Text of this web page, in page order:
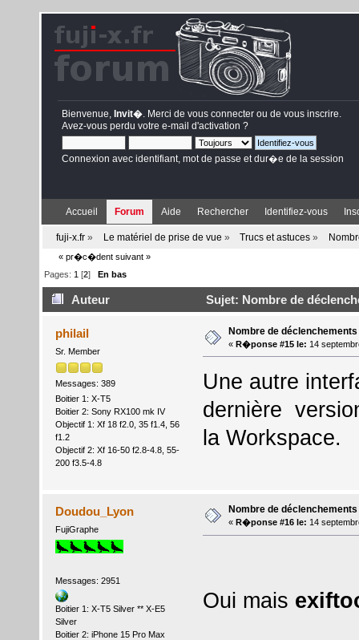
Bienvenue, Invit� . Merci de vous connecter ou de vous inscrire
Avez-vous perdu votre e-mail d'activation ?
Connexion avec identifiant, mot de passe et dur�e de la session
Accueil Forum Aide Rechercher Identifiez-vous
fuji-x.fr » Le matériel de prise de vue » Trucs et astuces »
« pr�c�dent suivant »
Pages: 1 [2] En bas
Auteur Sujet: Nombre de
philail
Sr. Member
Messages: 389
Boitier 1: X-T5
Boitier 2: Sony RX100 mk IV
Objectif 1: Xf 18 f2.0, 35 f1.4, 56
f1.2
Objectif 2: Xf 16-50 f2.8-4.8, 55-
200 f3.5-4.8
Nombre de déclenchements
« R�ponse #15 le: 14
Une autre
dernière
la Workspace.
Doudou_Lyon
FujiGraphe
Messages: 2951
Boitier 1: X-T5 Silver ** X-E5
Silver
Boitier 2: iPhone 15 Pro Max
Nombre de déclenchements
« R�ponse #16 le: 14
Oui mais